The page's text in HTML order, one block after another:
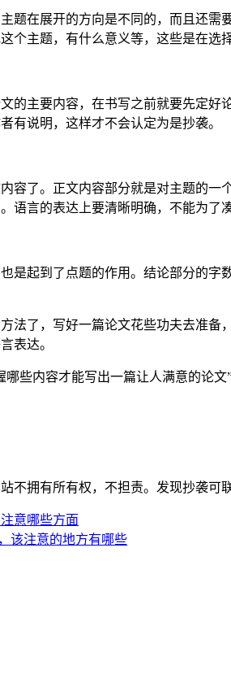
题在展开的方向是不同的，而且还
个主题，有什么意义等，这些是在选
的主要内容，在书写之前就要先定
有说明，这样才不会认定为是抄袭。
容了。正文内容部分就是对主题的
语言的表达上要清晰明确，不能为了
是起到了点题的作用。结论部分的
法了，写好一篇论文花些功夫去准
表达。
些内容才能写出一篇让人满意的论
不拥有所有权，不担责。发现抄袭可
意哪些方面
该注意的地方有哪些